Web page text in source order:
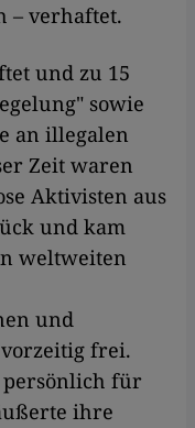
– verhaftet.
und zu 15
sowie
an illegalen
Zeit waren
Aktivisten aus
und kam
weltweiten
und
frei.
persönlich für
ihre